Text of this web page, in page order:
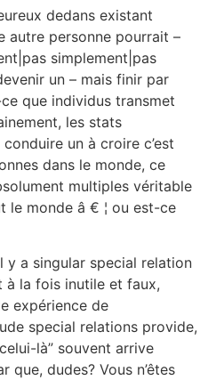
dedans existant
autre personne pourrait –
simplement|pas
un – mais finir par
ce que individus transmet
les stats
un à croire c’est
dans le monde, ce
multiples véritable
le monde â € ¦ ou est-ce
y a singular special relation
la fois inutile et faux,
expérience de
special relations provide,
là” souvent arrive
que, dudes? Vous n’êtes